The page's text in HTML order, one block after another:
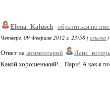
Elena_Kalusch обратиться по
Четверг, 09 Февраля 2012 г. 23:58 (ссылка )
Ответ на комментарий
Какой хорошенький!... Пари! А как я